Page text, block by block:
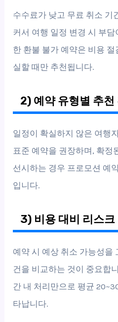
수수료가 낮고 무료 취소 기
커서 여행 일정 변경 시 부
한 환불 불가 예약은 비용
실할 때만 추천됩니다.
2) 예약 유형별 추천
일정이 확실하지 않은 여행
표준 예약을 권장하며, 확정
선시하는 경우 프로모션 예
입니다.
3) 비용 대비 리스
예약 시 예상 취소 가능성을
건을 비교하는 것이 중요합
간 내 처리만으로 평균
타납니다.